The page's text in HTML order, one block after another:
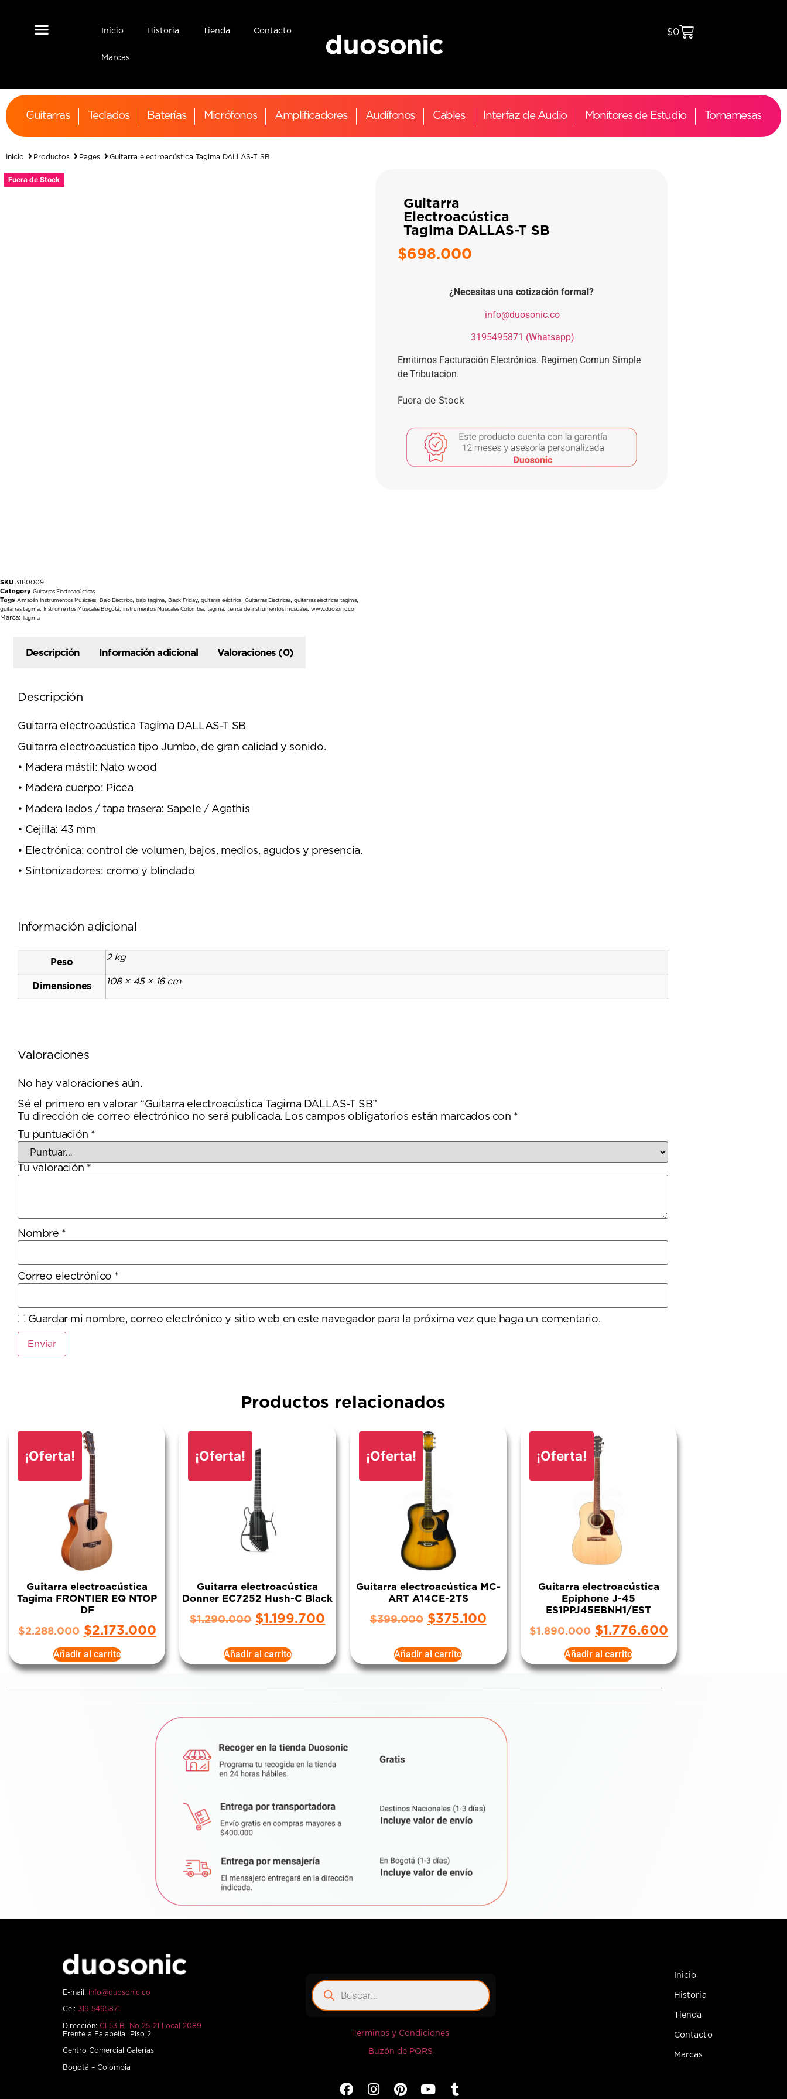
Inicio Historia Tienda Contacto
Marcas
$0
Guitarras Teclados Baterías Micrófonos Amplificadores Audífonos Cables Interfaz de Audio Monitores de Estudio Tornamesas
Inicio Productos Pages Guitarra electroacústica Tagima DALLAS-T SB
Fuera de Stock
SKU 3180009
Category Guitarras Electroacústicas
Tags Almacén Instrumentos Musicales, Bajo Electrico,bajo tagima,Black Friday,guitarra eléctrica,Guitarras Electricas,guitarras electricas tagima,
guitarras tagima, Instrumentos Musicales Bogotá,instrumentos Musicales Colombia, tagima,tienda de instrumentos musicales,www.duosonic.co
Marca: Tagima
Guitarra
Electroacústica
Tagima DALLAS-T SB
$698.000
¿Necesitas una cotización formal?
info@duosonic.co
3195495871 (Whatsapp)
Emitimos Facturación Electrónica. Regimen Comun Simple
de Tributacion.
Fuera de Stock
Descripción Información adicional Valoraciones (0)
Descripción
Guitarra electroacústica Tagima DALLAS-T SB
Guitarra electroacustica tipo Jumbo, de gran calidad y sonido.
• Madera mástil: Nato wood
• Madera cuerpo: Picea
• Madera lados / tapa trasera: Sapele / Agathis
• Cejilla: 43 mm
• Electrónica: control de volumen, bajos, medios, agudos y presencia.
• Sintonizadores: cromo y blindado
Información adicional
Peso 2 kg
Dimensiones 108 × 45 × 16 cm
Valoraciones
No hay valoraciones aún.
Sé el primero en valorar “Guitarra electroacústica Tagima DALLAS-T SB”
Tu dirección de correo electrónico no será publicada. Los campos obligatorios están marcados con *
Tu puntuación *
Tu valoración *
Nombre *
Correo electrónico *
Guardar mi nombre, correo electrónico y sitio web en este navegador para la próxima vez que haga un comentario.
Productos relacionados
¡Oferta!
Guitarra electroacústica
Tagima FRONTIER EQ NTOP
DF
$2.288.000 $2.173.000
Añadir al carrito
¡Oferta!
Guitarra electroacústica
Donner EC7252 Hush-C Black
$1.290.000 $1.199.700
Añadir al carrito
¡Oferta!
Guitarra electroacústica MC-
ART A14CE-2TS
$399.000 $375.100
Añadir al carrito
¡Oferta!
Guitarra electroacústica
Epiphone J-45
ES1PPJ45EBNH1/EST
$1.890.000 $1.776.600
Añadir al carrito
E-mail: info@duosonic.co
Cel: 319 5495871
Dirección: Cl 53 B No 25-21 Local 2089
Frente a Falabella Piso 2
Centro Comercial Galerías
Bogotá – Colombia
Términos y Condiciones
Buzón de PQRS
Inicio
Historia
Tienda
Contacto
Marcas